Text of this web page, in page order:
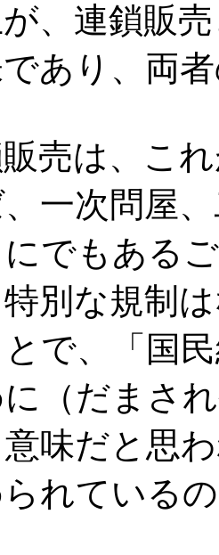
、連鎖販
あり、両
売は、こ
一次問屋
にでもある
特別な規制
とで、「国
（だまさ
味だと思
れている